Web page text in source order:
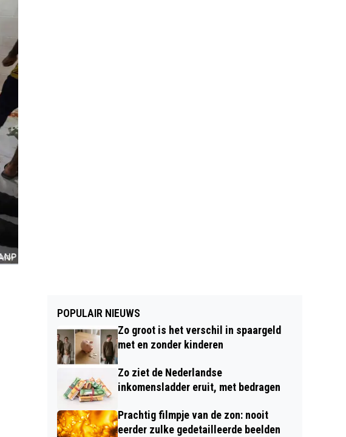
POPULAIR NIEUWS
Zo groot is het verschil in spaargeld
met en zonder kinderen
Zo ziet de Nederlandse
inkomensladder eruit, met bedragen
Prachtig filmpje van de zon: nooit
eerder zulke gedetailleerde beelden